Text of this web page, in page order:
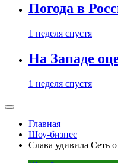
Погода в
1 неделя спустя
На Западе
1 неделя спустя
Главная
Шоу-бизнес
Слава удивила Сеть